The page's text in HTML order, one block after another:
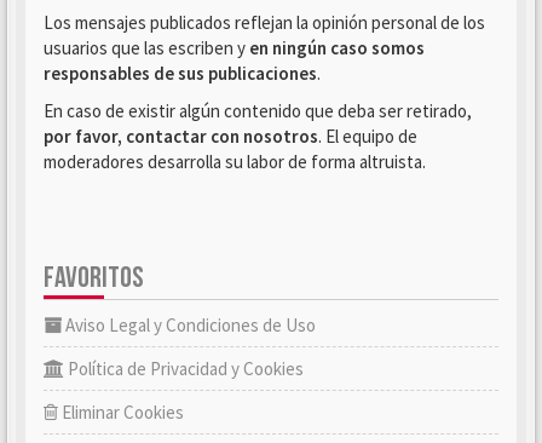
Los mensajes publicados reflejan la opinión personal de los
usuarios que las escriben y en ningún caso somos
responsables de sus publicaciones.
En caso de existir algún contenido que deba ser retirado,
por favor, contactar con nosotros. El equipo de
moderadores desarrolla su labor de forma altruista.
FAVORITOS
Aviso Legal y Condiciones de Uso
Política de Privacidad y Cookies
Eliminar Cookies